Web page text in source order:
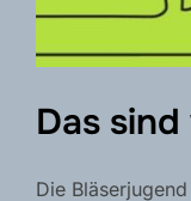
Das
Die